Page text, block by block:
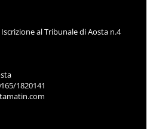
al Tribunale di Aosta n.4
1820141